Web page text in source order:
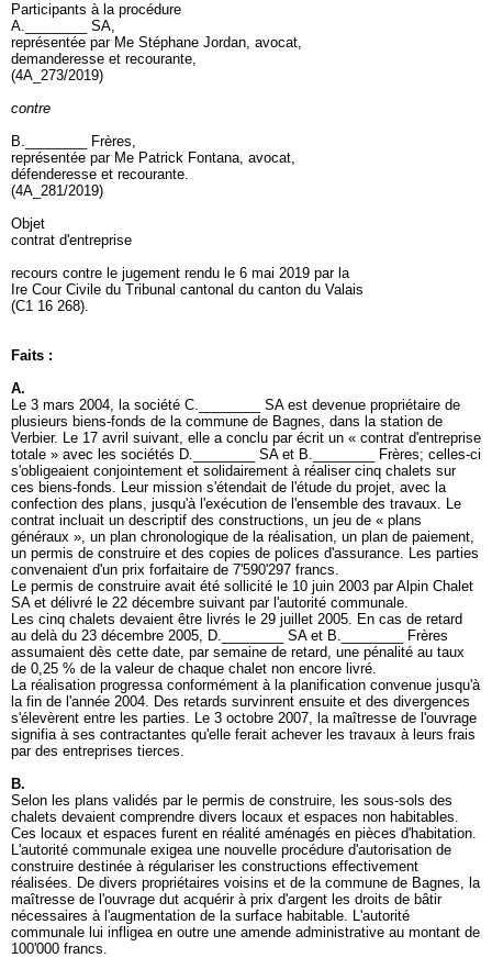
Participants à la procédure
A.________ SA,
représentée par Me Stéphane Jordan, avocat,
demanderesse et recourante,
(4A_273/2019)
contre
B.________ Frères,
représentée par Me Patrick Fontana, avocat,
défenderesse et recourante.
(4A_281/2019)
Objet
contrat d'entreprise
recours contre le jugement rendu le 6 mai 2019 par la
Ire Cour Civile du Tribunal cantonal du canton du Valais
(C1 16 268).
Faits :
A.
Le 3 mars 2004, la société C.________ SA est devenue propriétaire de
plusieurs biens-fonds de la commune de Bagnes, dans la station de
Verbier. Le 17 avril suivant, elle a conclu par écrit un « contrat d'entreprise
totale » avec les sociétés D.________ SA et B.________ Frères; celles-ci
s'obligeaient conjointement et solidairement à réaliser cinq chalets sur
ces biens-fonds. Leur mission s'étendait de l'étude du projet, avec la
confection des plans, jusqu'à l'exécution de l'ensemble des travaux. Le
contrat incluait un descriptif des constructions, un jeu de « plans
généraux », un plan chronologique de la réalisation, un plan de paiement,
un permis de construire et des copies de polices d'assurance. Les parties
convenaient d'un prix forfaitaire de 7'590'297 francs.
Le permis de construire avait été sollicité le 10 juin 2003 par Alpin Chalet
SA et délivré le 22 décembre suivant par l'autorité communale.
Les cinq chalets devaient être livrés le 29 juillet 2005. En cas de retard
au delà du 23 décembre 2005, D.________ SA et B.________ Frères
assumaient dès cette date, par semaine de retard, une pénalité au taux
de 0,25 % de la valeur de chaque chalet non encore livré.
La réalisation progressa conformément à la planification convenue jusqu'à
la fin de l'année 2004. Des retards survinrent ensuite et des divergences
s'élevèrent entre les parties. Le 3 octobre 2007, la maîtresse de l'ouvrage
signifia à ses contractantes qu'elle ferait achever les travaux à leurs frais
par des entreprises tierces.
B.
Selon les plans validés par le permis de construire, les sous-sols des
chalets devaient comprendre divers locaux et espaces non habitables.
Ces locaux et espaces furent en réalité aménagés en pièces d'habitation.
L'autorité communale exigea une nouvelle procédure d'autorisation de
construire destinée à régulariser les constructions effectivement
réalisées. De divers propriétaires voisins et de la commune de Bagnes, la
maîtresse de l'ouvrage dut acquérir à prix d'argent les droits de bâtir
nécessaires à l'augmentation de la surface habitable. L'autorité
communale lui infligea en outre une amende administrative au montant de
100'000 francs.